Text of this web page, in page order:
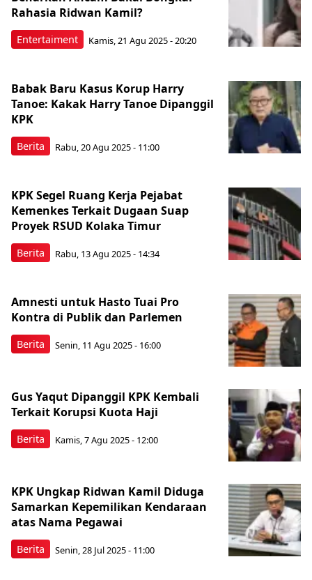
Entertaiment
Rahasia Ridwan Kamil?
Kamis, 21 Agu 2025 - 20:20
Berita
Babak Baru Kasus Korup Harry
Tanoe: Kakak Harry Tanoe Dipanggil
KPK
Rabu, 20 Agu 2025 - 11:00
Berita
KPK Segel Ruang Kerja Pejabat
Kemenkes Terkait Dugaan Suap
Proyek RSUD Kolaka Timur
Rabu, 13 Agu 2025 - 14:34
Berita
Amnesti untuk Hasto Tuai Pro
Kontra di Publik dan Parlemen
Senin, 11 Agu 2025 - 16:00
Berita
Gus Yaqut Dipanggil KPK Kembali
Terkait Korupsi Kuota Haji
Kamis, 7 Agu 2025 - 12:00
Berita
KPK Ungkap Ridwan Kamil Diduga
Samarkan Kepemilikan Kendaraan
atas Nama Pegawai
Senin, 28 Jul 2025 - 11:00